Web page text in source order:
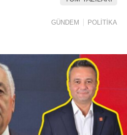
Instagram
Youtube
GÜNDEM POLİTİKA